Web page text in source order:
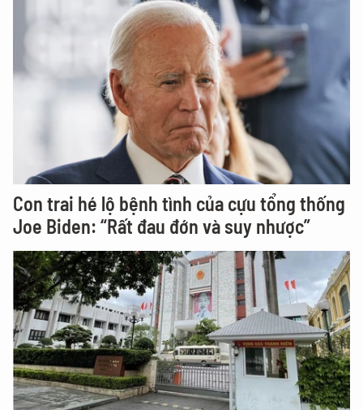
Con trai hé lộ bệnh tình của cựu tổng thống
Joe Biden: “Rất đau đớn và suy nhược”